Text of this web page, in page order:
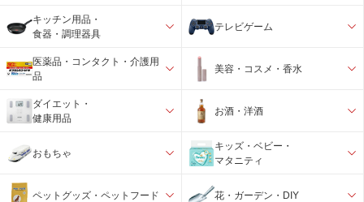
キッチン用品・
食器・調理器具
テレビゲーム
医薬品・コンタクト・介護用
品
美容・コスメ・香水
ダイエット・
健康用品
お酒・洋酒
おもちゃ
キッズ・ベビー・
マタニティ
ペットグッズ・ペットフード 花・ガーデン・DIY